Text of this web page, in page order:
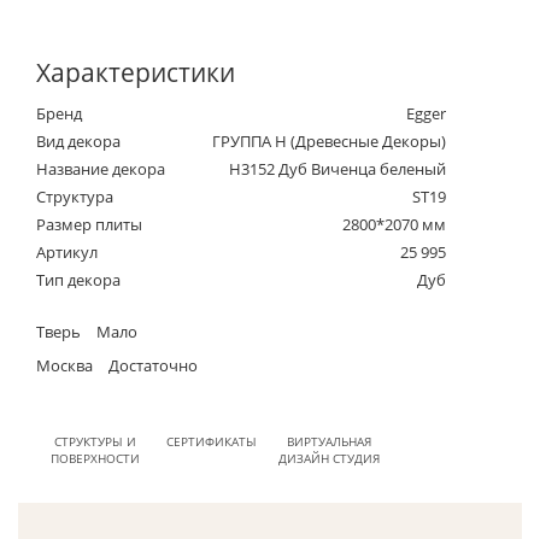
Характеристики
Бренд
Egger
Вид декора
ГРУППА Н (Древесные Декоры)
Название декора
H3152 Дуб Виченца беленый
Структура
ST19
Размер плиты
2800*2070 мм
Артикул
25 995
Тип декора
Дуб
Тверь
Мало
Москва
Достаточно
СТРУКТУРЫ И
ПОВЕРХНОСТИ
СЕРТИФИКАТЫ
ВИРТУАЛЬНАЯ
ДИЗАЙН СТУДИЯ